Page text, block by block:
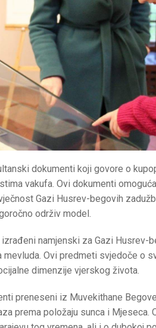
dokumenti koji govore o
vakufa. Ovi dokumenti
Gazi Husrev-begovih
održiv model.
namjenski za Gazi Husrev-
Ovi predmeti svjedoče o
dimenzije vjerskog života.
preneseni iz Muvekithane
prema položaju sunca i Mjeseca.